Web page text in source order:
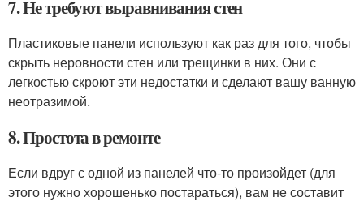
7. Не требуют выравнивания стен
Пластиковые панели используют как раз для того, чтобы
скрыть неровности стен или трещинки в них. Они с
легкостью скроют эти недостатки и сделают вашу ванную
неотразимой.
8. Простота в ремонте
Если вдруг с одной из панелей что-то произойдет (для
этого нужно хорошенько постараться), вам не составит